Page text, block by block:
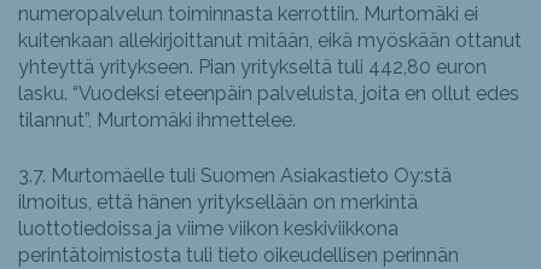
numeropalvelun toiminnasta kerrottiin. Murtomäki ei
kuitenkaan allekirjoittanut mitään, eikä myöskään ottanut
yhteyttä yritykseen. Pian yritykseltä tuli 442,80 euron
lasku. “Vuodeksi eteenpäin palveluista, joita en ollut edes
tilannut”, Murtomäki ihmettelee.
3.7. Murtomäelle tuli Suomen Asiakastieto Oy:stä
ilmoitus, että hänen yrityksellään on merkintä
luottotiedoissa ja viime viikon keskiviikkona
perintätoimistosta tuli tieto oikeudellisen perinnän